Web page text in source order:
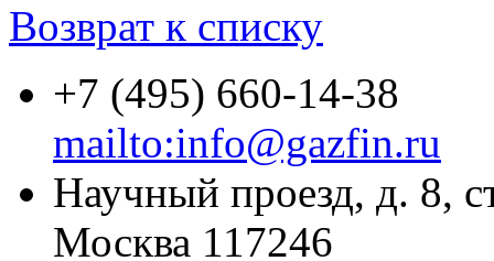
Возврат к списку
+7 (495) 660-14-38
mailto:info@gazfin.ru
Научный проезд, д. 8,
Москва 117246